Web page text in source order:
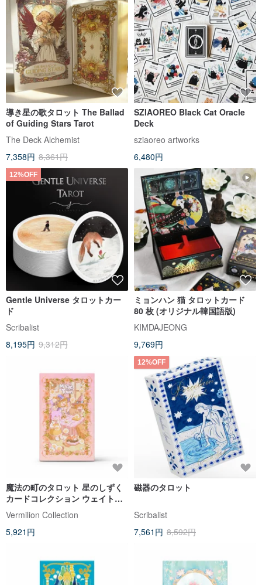
導き星の歌タロット The Ballad
of Guiding Stars Tarot
The Deck Alchemist
7,358円 8,361円
SZIAOREO Black Cat Oracle
Deck
sziaoreo artworks
6,480円
12%OFF
Gentle Universe タロットカー
ド
Scribalist
8,195円 9,312円
ミョンハン 猫 タロットカード
80 枚 (オリジナル韓国語版)
KIMDAJEONG
9,769円
魔法の町のタロット 星のしずく
カードコレクション ウェイト版
かわいい癒し系
Vermilion Collection
5,921円
12%OFF
磁器のタロット
Scribalist
7,561円 8,592円